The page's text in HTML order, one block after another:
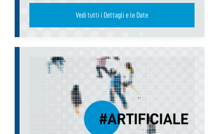
Vedi tutti i Dettagli e le Date